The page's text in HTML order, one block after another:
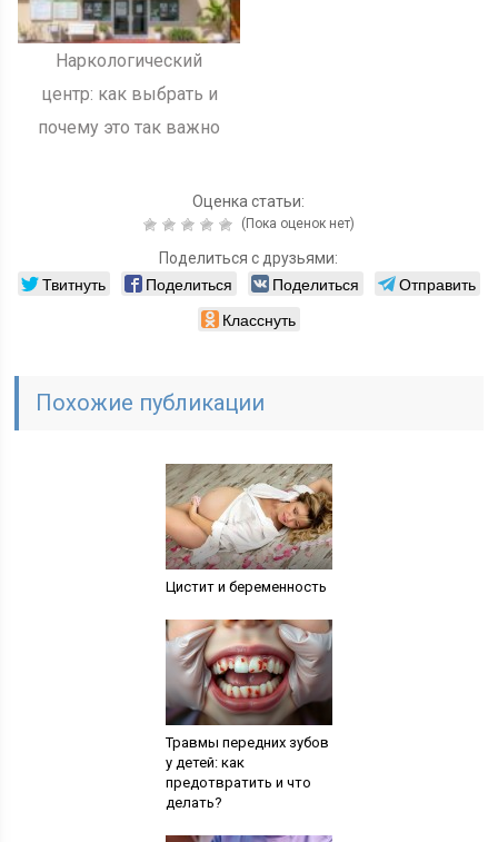
Наркологический
центр: как выбрать и
почему это так важно
Оценка статьи:
(Пока оценок нет)
Поделиться с друзьями:
Твитнуть Поделиться Поделиться
Отправить
Класснуть
Похожие публикации
Цистит и беременность
Травмы передних зубов
у детей: как
предотвратить и что
делать?